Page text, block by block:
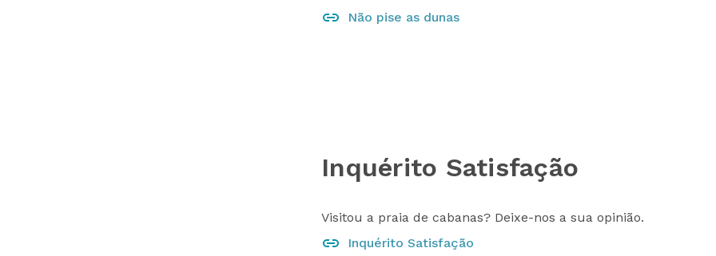
Não pise as dunas
Inquérito Satisfação
Visitou a praia de cabanas? Deixe-nos a sua opinião.
Inquérito Satisfação